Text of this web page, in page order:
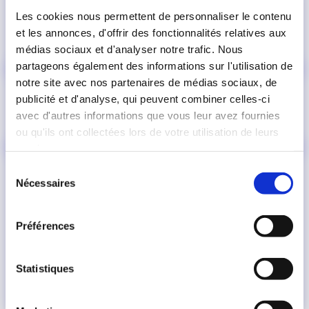
Les cookies nous permettent de personnaliser le contenu
et les annonces, d'offrir des fonctionnalités relatives aux
médias sociaux et d'analyser notre trafic. Nous
partageons également des informations sur l'utilisation de
notre site avec nos partenaires de médias sociaux, de
publicité et d'analyse, qui peuvent combiner celles-ci
avec d'autres informations que vous leur avez fournies
ou qu'ils ont collectées lors de votre utilisation de leurs
Nécessaires
Préférences
Statistiques